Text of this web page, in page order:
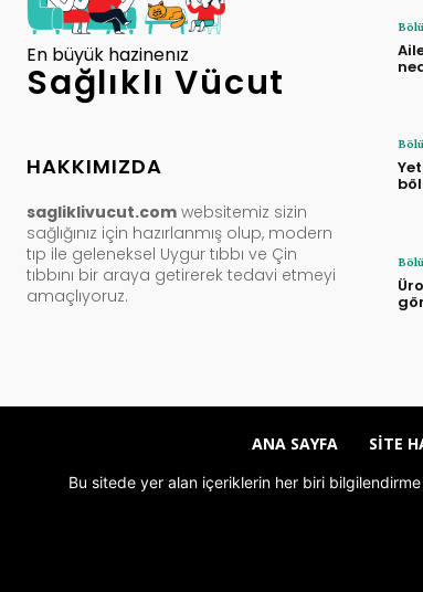
En büyük hazinenız
Sağlıklı Vücut
HAKKIMIZDA
sagliklivucut.com websitemiz sizin
sağlığınız için hazırlanmış olup, modern
tıp ile geleneksel Uygur tıbbı ve Çin
tıbbını bir araya getirerek tedavi etmeyi
amaçlıyoruz.
ANA SAYFA SITE
Bu sitede yer alan içeriklerin her biri bilgilendirme